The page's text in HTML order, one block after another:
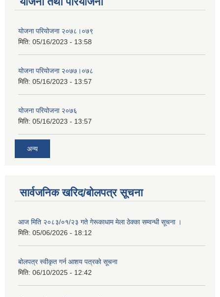
योजना परियोजना २०७८।०७९
मिति: 05/16/2023 - 13:58
योजना परियोजना २०७७।०७८
मिति: 05/16/2023 - 13:57
योजना परियोजना २०७६
मिति: 05/16/2023 - 13:57
अन्य
सार्वजनिक खरिद/बोलपत्र सूचना
आज मिति २०८३/०१/२३ गते गेरूकाधाम मेला ठेक्का सम्वन्धी सूचना ।
मिति: 05/06/2026 - 18:12
बोलपत्र स्वीकृत गर्न आशय पत्रको सूचना
मिति: 06/10/2025 - 12:42